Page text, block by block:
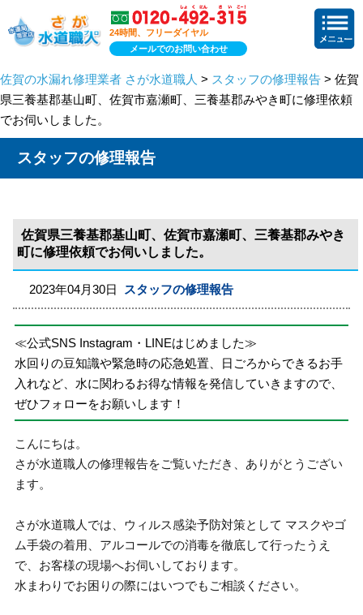
24時間、フリーダイヤル
メールでのお問い合わせ
佐賀の水漏れ修理業者 さが水道職人 > スタッフの修理報告 > 佐賀
県三養基郡基山町、佐賀市嘉瀬町、三養基郡みやき町に修理依頼
でお伺いしました。
スタッフの修理報告
佐賀県三養基郡基山町、佐賀市嘉瀬町、三養基郡みやき
町に修理依頼でお伺いしました。
2023年04月30日 スタッフの修理報告
≪公式SNS Instagram・LINEはじめました≫
水回りの豆知識や緊急時の応急処置、日ごろからできるお手
入れなど、水に関わるお得な情報を発信していきますので、
ぜひフォローをお願いします！
こんにちは。
さが水道職人の修理報告をご覧いただき、ありがとうござい
ます。
さが水道職人では、ウィルス感染予防対策として マスクやゴ
ム手袋の着用、アルコールでの消毒を徹底して行ったうえ
で、お客様の現場へお伺いしております。
水まわりでお困りの際にはいつでもご相談ください。